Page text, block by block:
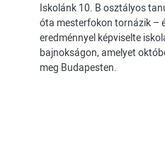
Iskolánk 10. B osztályos
óta mesterfokon tornázik –
eredménnyel képviselte
bajnokságon, amelyet
meg Budapesten.